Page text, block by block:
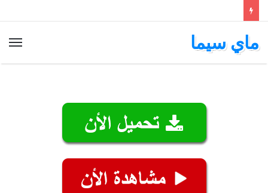
ماي سيما